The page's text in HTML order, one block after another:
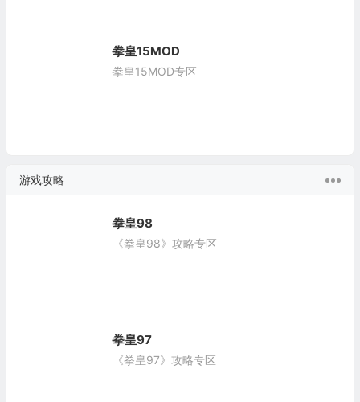
拳皇15MOD
拳皇15MOD专区
游戏攻略
拳皇98
《拳皇98》攻略专区
拳皇97
《拳皇97》攻略专区